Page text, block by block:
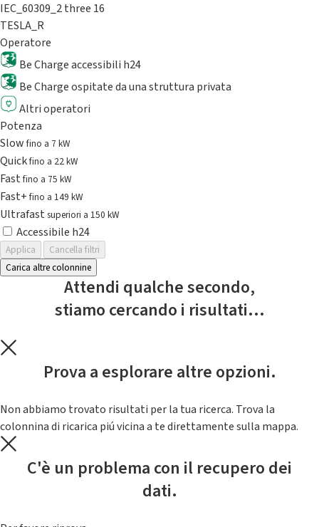
IEC_60309_2 three 16
TESLA_R
Operatore
Be Charge accessibili h24
Be Charge ospitate da una struttura privata
Altri operatori
Potenza
Slowfino a 7 kW
Quickfino a 22 kW
Fastfino a 75 kW
Fast+fino a 149 kW
Ultrafast superiori a 150 kW
Accessibile h24
Applica
Cancella filtri
Carica altre colonnine
Attendi qualche secondo,
stiamo cercando i risultati...
Prova a esplorare altre opzioni.
Non abbiamo trovato risultati per la tua ricerca. Trova la
colonnina di ricarica piú vicina a te direttamente sulla mappa.
C'è un problema con il recupero dei
dati.